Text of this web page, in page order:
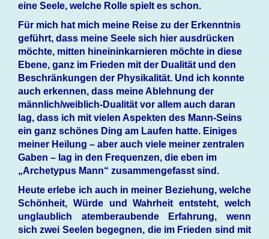
eine Seele, welche Rolle spielt es schon.
Für mich hat mich meine Reise zu der Erkenntnis
geführt, dass meine Seele sich hier ausdrücken
möchte, mitten hineininkarnieren möchte in diese
Ebene, ganz im Frieden mit der Dualität und den
Beschränkungen der Physikalität. Und ich konnte
auch erkennen, dass meine Ablehnung der
männlich/weiblich-Dualität vor allem auch daran
lag, dass ich mit vielen Aspekten des Mann-Seins
ein ganz schönes Ding am Laufen hatte. Einiges
meiner Heilung – aber auch viele meiner zentralen
Gaben – lag in den Frequenzen, die eben im
„Archetypus Mann“ zusammengefasst sind.
Heute erlebe ich auch in meiner Beziehung, welche
Schönheit, Würde und Wahrheit entsteht, welch
unglaublich atemberaubende Erfahrung, wenn
sich zwei Seelen begegnen, die im Frieden sind mit